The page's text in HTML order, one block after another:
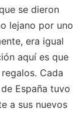
se dieron
lejano por uno
era igual
aquí es que
Cada
España tuvo
a sus nuevos